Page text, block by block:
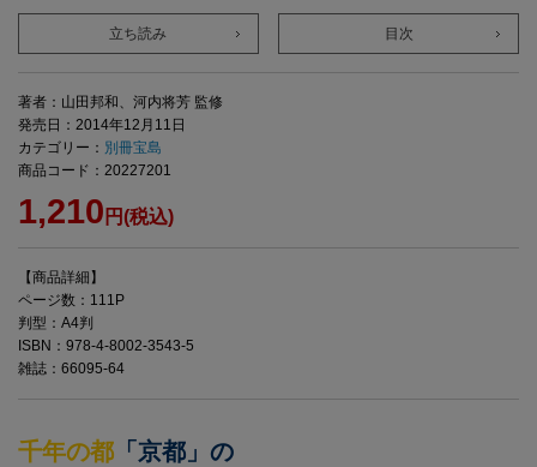
立ち読み 目次
著者：山田邦和、河内将芳 監修
発売日：2014年12月11日
カテゴリー： 別冊宝島
商品コード：20227201
1,210 円(税込)
【商品詳細】
ページ数：111P
判型：A4判
ISBN：978-4-8002-3543-5
雑誌：66095-64
千年の都 「京都」の